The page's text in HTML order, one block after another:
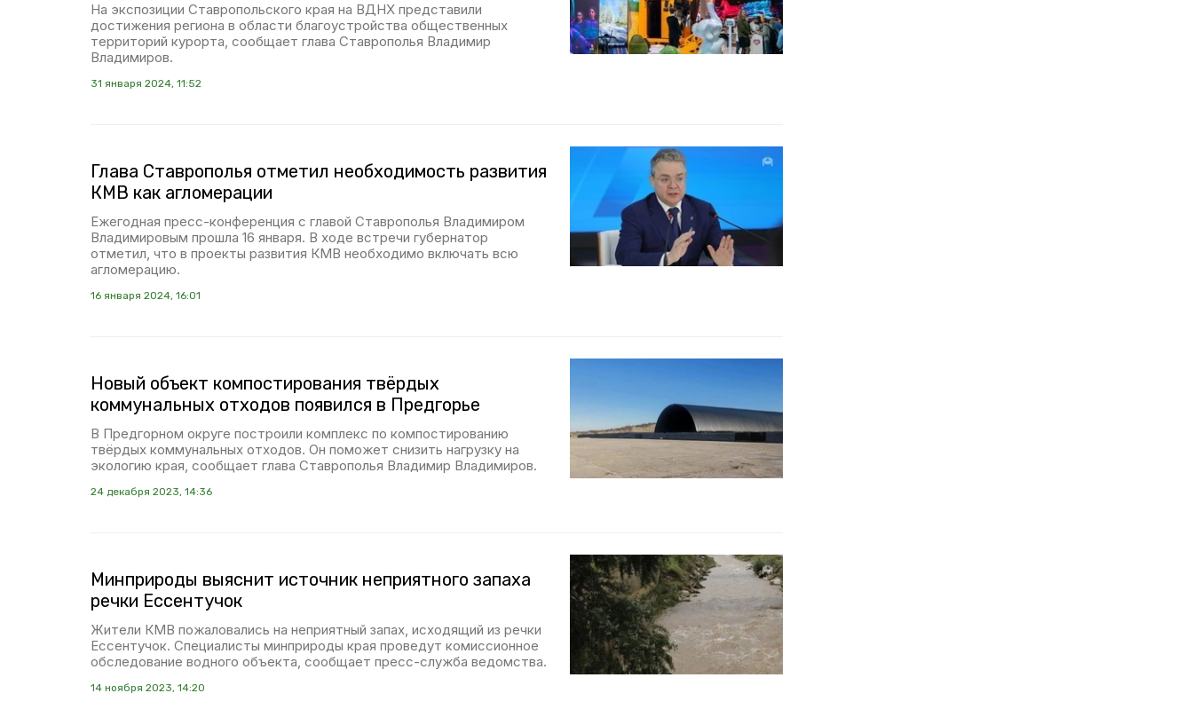
На экспозиции Ставропольского края на ВДНХ представили
достижения региона в области благоустройства общественных
территорий курорта, сообщает глава Ставрополья Владимир
Владимиров.
31 января 2024, 11:52
Глава Ставрополья отметил необходимость развития
КМВ как агломерации
Ежегодная пресс-конференция с главой Ставрополья Владимиром
Владимировым прошла 16 января. В ходе встречи губернатор
отметил, что в проекты развития КМВ необходимо включать всю
агломерацию.
16 января 2024, 16:01
Новый объект компостирования твёрдых
коммунальных отходов появился в Предгорье
В Предгорном округе построили комплекс по компостированию
твёрдых коммунальных отходов. Он поможет снизить нагрузку на
экологию края, сообщает глава Ставрополья Владимир Владимиров.
24 декабря 2023, 14:36
Минприроды выяснит источник неприятного запаха
речки Ессентучок
Жители КМВ пожаловались на неприятный запах, исходящий из речки
Ессентучок. Специалисты минприроды края проведут комиссионное
обследование водного объекта, сообщает пресс-служба ведомства.
14 ноября 2023, 14:20